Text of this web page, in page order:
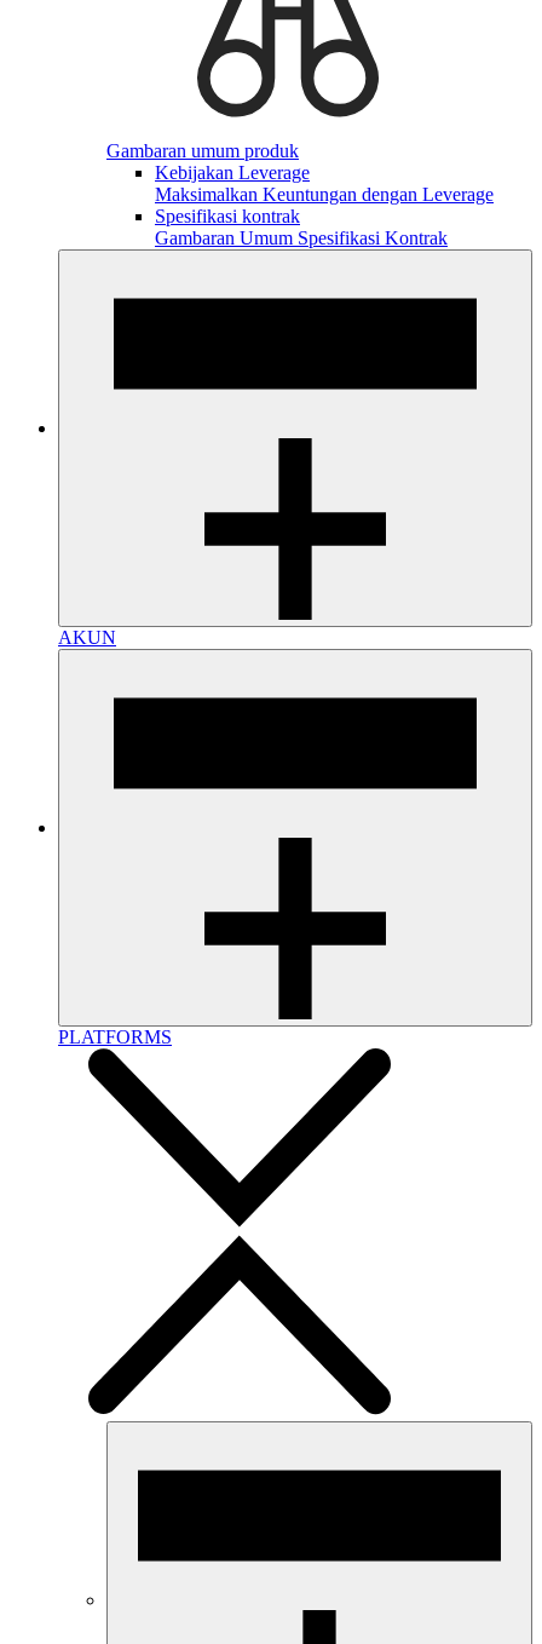
Gambaran umum produk
Kebijakan Leverage
Maksimalkan Keuntungan dengan Leverage
Spesifikasi kontrak
Gambaran Umum Spesifikasi Kontrak
AKUN
PLATFORMS